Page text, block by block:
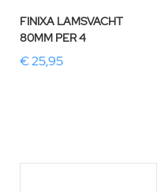
FINIXA LAMSVACHT
80MM PER 4
€ 25,95